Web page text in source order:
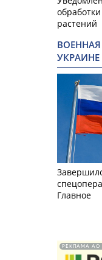
растений
УКРАИНЕ
Главное
РЕКЛАМА АО